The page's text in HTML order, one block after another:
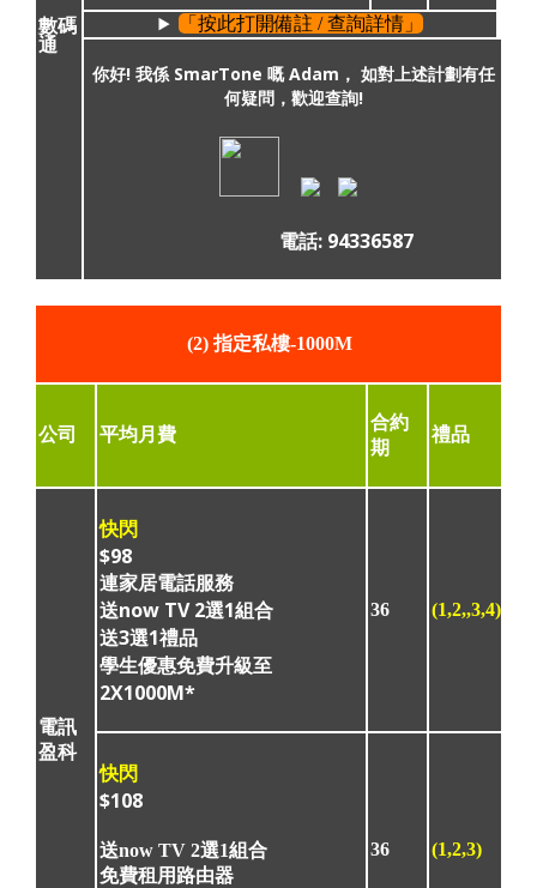
數碼
通
「按此打開備註 / 查詢詳情」
你好! 我係 SmarTone 嘅 Adam， 如對上述計劃有任
何疑問，歡迎查詢!
電話: 94336587
(2) 指定私樓-1000M
公司 平均月費
合約
期
禮品
電訊
盈科
快閃
$98
連家居電話服務
送now TV 2選1組合
送3選1禮品
學生優惠免費升級至
2X1000M*
36 (1,2,,3,4)
快閃
$108
送now TV 2選1組合
免費租用路由器
36 (1,2,3)